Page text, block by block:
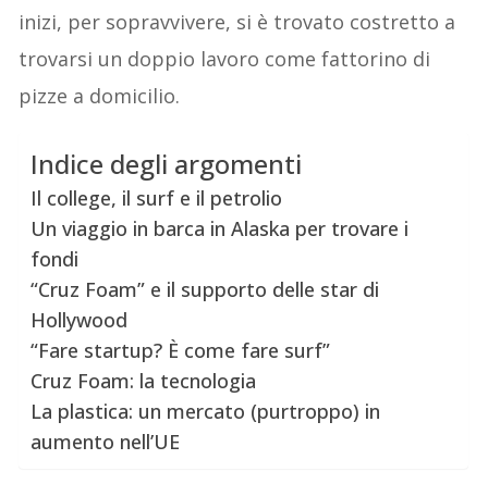
inizi, per sopravvivere, si è trovato costretto a
trovarsi un doppio lavoro come fattorino di
pizze a domicilio.
Indice degli argomenti
Il college, il surf e il petrolio
Un viaggio in barca in Alaska per trovare i
fondi
“Cruz Foam” e il supporto delle star di
Hollywood
“Fare startup? È come fare surf”
Cruz Foam: la tecnologia
La plastica: un mercato (purtroppo) in
aumento nell’UE